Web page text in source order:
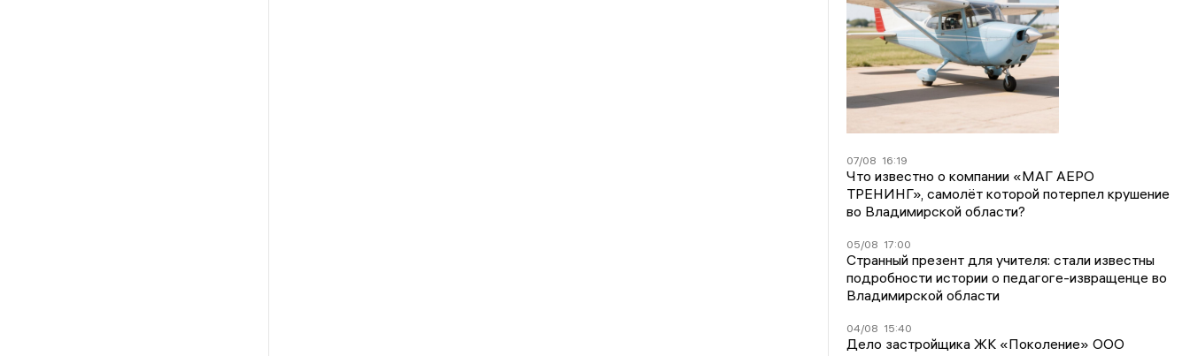
07/08 16:19
Что известно о компании «МАГ АЕРО
ТРЕНИНГ», самолёт которой потерпел крушение
во Владимирской области?
05/08 17:00
Странный презент для учителя: стали известны
подробности истории о педагоге-извращенце во
Владимирской области
04/08 15:40
Дело застройщика ЖК «Поколение» ООО